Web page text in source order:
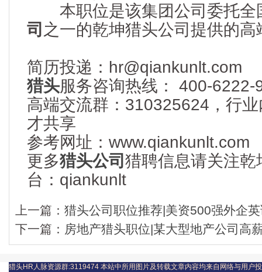
本职位是该集团公司委托全
司 之一的乾坤猎头公司提供的
简历投递：hr@qiankunlt.com
猎头服务咨询热线： 400-6222-
高端交流群：310325624，行
才共享
参考网址：www.qiankunlt.com
更多猎头公司猎聘信息请关注
台：qiankunlt
上一篇： 猎头公司职位推荐|美资500强外企
下一篇： 房地产猎头职位|某大型地产公司高
猎头HR人脉资源群:3119474 本站中所用图片及转载文章内容均来自网络与用户